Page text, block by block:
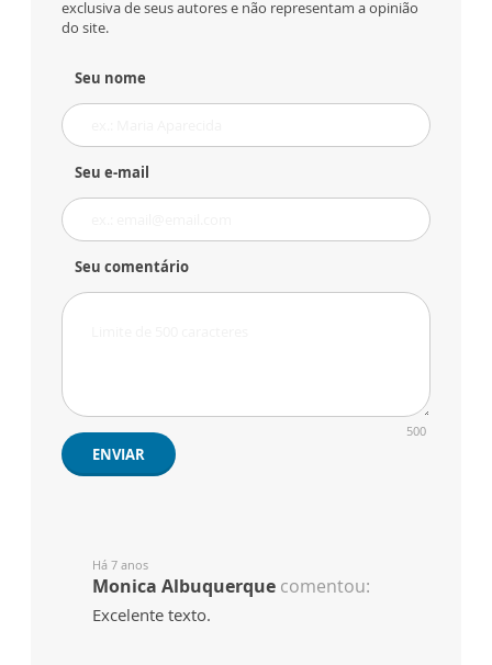
exclusiva de seus autores e não representam a opinião
do site.
Seu nome
Seu e-mail
Seu comentário
500
ENVIAR
Há 7 anos
Monica Albuquerque comentou:
Excelente texto.